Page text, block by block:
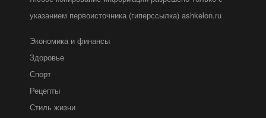
указанием первоисточника (гиперссылка) ashkelon.ru
Экономика и финансы
Здоровье
Спорт
Рецепты
Стиль жизни